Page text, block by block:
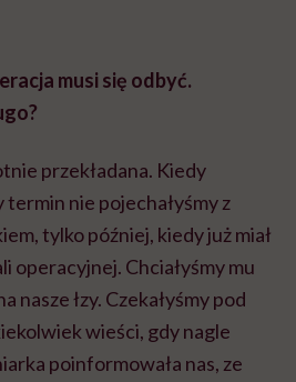
musi się odbyć.
przekładana. Kiedy
nie pojechałyśmy z
tylko później, kiedy już miał
operacyjnej. Chciałyśmy mu
nasze łzy. Czekałyśmy pod
wieści, gdy nagle
poinformowała nas, ze